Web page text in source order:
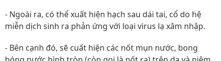
- Ngoài ra, có thể xuất hiện hạch sau dái tai, cổ do hệ
miễn dịch sinh ra phản ứng với loại virus lạ xâm nhập.
- Bên cạnh đó, sẽ cuất hiện các nốt mụn nước, bong